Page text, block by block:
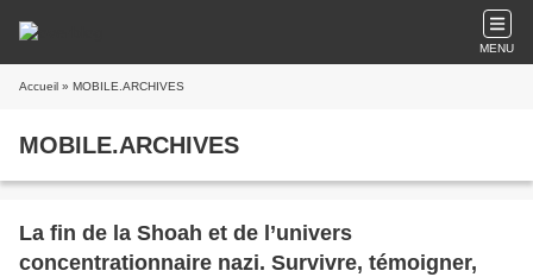
MENU
Accueil » MOBILE.ARCHIVES
MOBILE.ARCHIVES
La fin de la Shoah et de l’univers
concentrationnaire nazi. Survivre, témoigner,